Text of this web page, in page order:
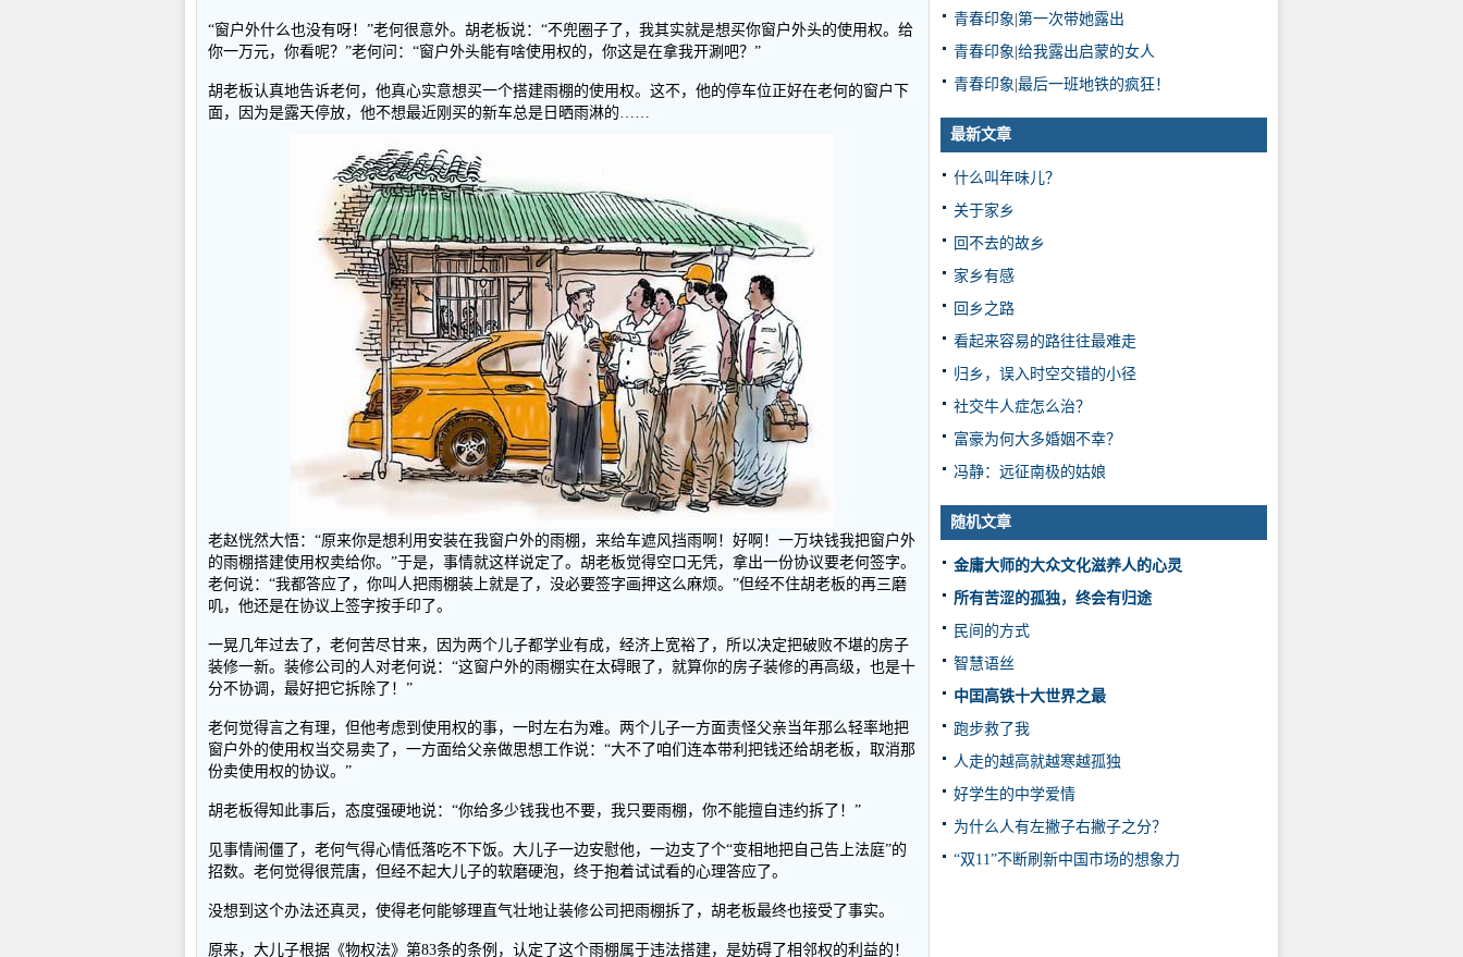
“窗户外什么也没有呀！”老何很意外。胡老板说：“不兜圈子了，我其实就是想买你窗户外头的使用权。给
你一万元，你看呢？”老何问：“窗户外头能有啥使用权的，你这是在拿我开涮吧？”
胡老板认真地告诉老何，他真心实意想买一个搭建雨棚的使用权。这不，他的停车位正好在老何的窗户下
面，因为是露天停放，他不想最近刚买的新车总是日晒雨淋的……
老赵恍然大悟：“原来你是想利用安装在我窗户外的雨棚，来给车遮风挡雨啊！好啊！一万块钱我把窗户外
的雨棚搭建使用权卖给你。”于是，事情就这样说定了。胡老板觉得空口无凭，拿出一份协议要老何签字。
老何说：“我都答应了，你叫人把雨棚装上就是了，没必要签字画押这么麻烦。”但经不住胡老板的再三磨
叽，他还是在协议上签字按手印了。
一晃几年过去了，老何苦尽甘来，因为两个儿子都学业有成，经济上宽裕了，所以决定把破败不堪的房子
装修一新。装修公司的人对老何说：“这窗户外的雨棚实在太碍眼了，就算你的房子装修的再高级，也是十
分不协调，最好把它拆除了！”
老何觉得言之有理，但他考虑到使用权的事，一时左右为难。两个儿子一方面责怪父亲当年那么轻率地把
窗户外的使用权当交易卖了，一方面给父亲做思想工作说：“大不了咱们连本带利把钱还给胡老板，取消那
份卖使用权的协议。”
胡老板得知此事后，态度强硬地说：“你给多少钱我也不要，我只要雨棚，你不能擅自违约拆了！”
见事情闹僵了，老何气得心情低落吃不下饭。大儿子一边安慰他，一边支了个“变相地把自己告上法庭”的
招数。老何觉得很荒唐，但经不起大儿子的软磨硬泡，终于抱着试试看的心理答应了。
没想到这个办法还真灵，使得老何能够理直气壮地让装修公司把雨棚拆了，胡老板最终也接受了事实。
原来，大儿子根据《物权法》第83条的条例，认定了这个雨棚属于违法搭建，是妨碍了相邻权的利益的！
青春印象 第一次带她露出
青春印象 给我露出启蒙的女人
青春印象 最后一班地铁的疯狂！
最新文章
什么叫年味儿？
关于家乡
回不去的故乡
家乡有感
回乡之路
看起来容易的路往往最难走
归乡，误入时空交错的小径
社交牛人症怎么治？
富豪为何大多婚姻不幸？
冯静：远征南极的姑娘
随机文章
金庸大师的大众文化滋养人的心灵
所有苦涩的孤独，终会有归途
民间的方式
智慧语丝
中囯高铁十大世界之最
跑步救了我
人走的越高就越寒越孤独
好学生的中学爱情
为什么人有左撇子右撇子之分？
“双11”不断刷新中国市场的想象力